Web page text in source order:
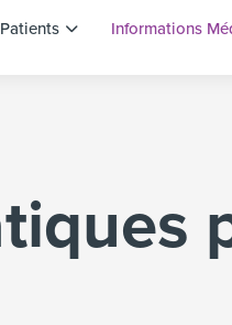
Informations